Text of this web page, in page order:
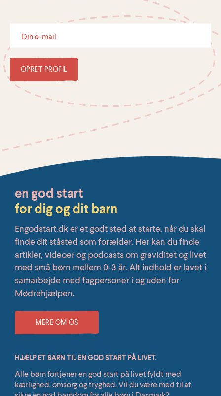
OPRET PROFIL
en god start
for dig og dit barn
Engodstart.dk er et godt sted at starte, når du skal
finde dit ståsted som forælder. Her kan du finde
artikler, videoer og podcasts om graviditet og livet
med små børn mellem 0-3 år. Alt indhold er lavet i
samarbejde med fagpersoner i og uden for
Mødrehjælpen.
MERE OM OS
HJÆLP ET BARN TIL EN GOD START PÅ LIVET.
Alle børn fortjener en god start på livet fyldt med
kærlighed, omsorg og tryghed. Vil du være med til at